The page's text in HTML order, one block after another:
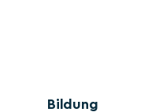
Bildung